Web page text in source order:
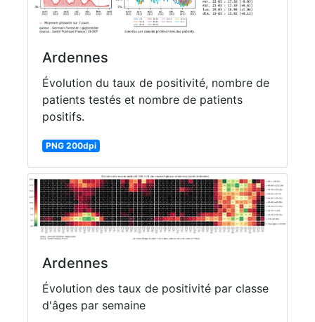
Ardennes
Évolution du taux de positivité, nombre de
patients testés et nombre de patients
positifs.
PNG 200dpi
Ardennes
Évolution des taux de positivité par classe
d'âges par semaine